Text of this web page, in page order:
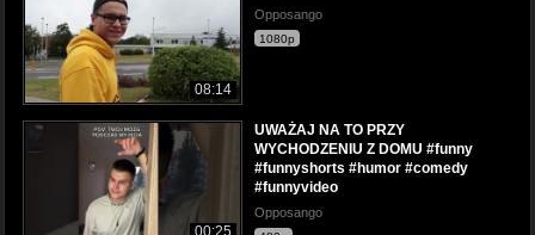
08:14
Opposango
1080p
00:25
UWAŻAJ NA TO PRZY
WYCHODZENIU Z DOMU #funny
#funnyshorts #humor #comedy
#funnyvideo
Opposango